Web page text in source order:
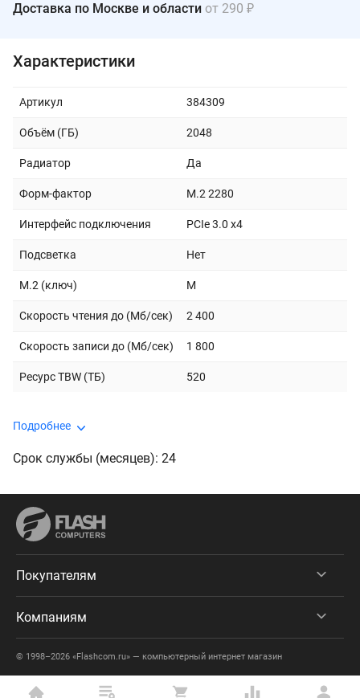
Доставка по Москве и области от 290 ₽
Характеристики
Артикул 384309
Объём (ГБ) 2048
Радиатор Да
Форм-фактор M.2 2280
Интерфейс подключения PCIe 3.0 x4
Подсветка Нет
M.2 (ключ) M
Скорость чтения до (Мб/сек) 2 400
Скорость записи до (Мб/сек) 1 800
Ресурс TBW (ТБ) 520
Подробнее
Срок службы (месяцев): 24
Покупателям
Компаниям
© 1998–2026 «Flashcom.ru» — компьютерный интернет магазин